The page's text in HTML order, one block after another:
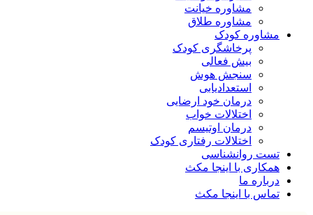
مشاوره خیانت
مشاوره طلاق
مشاوره کودک
پرخاشگری کودک
بیش فعالی
سنجش هوش
استعدادیابی
درمان خود ارضایی
اختلالات خواب
درمان اوتیسم
اختلالات رفتاری کودک
تست روانشناسی
همکاری با اینجا مکث
درباره ما
تماس با اینجا مکث